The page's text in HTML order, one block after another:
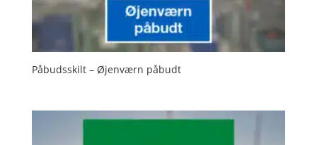
Påbudsskilt – Øjenværn påbudt